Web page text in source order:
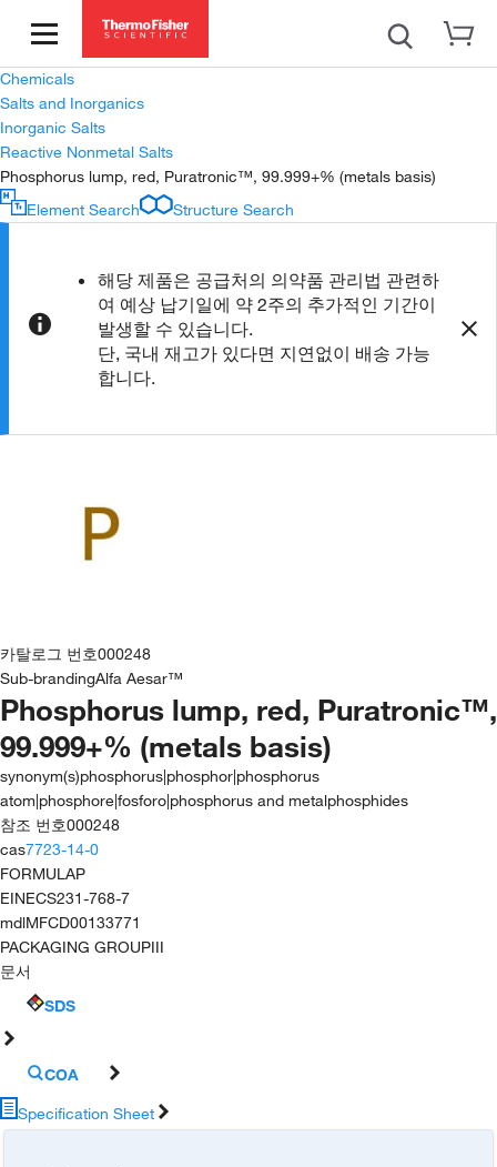
Chemicals
Salts and Inorganics
Inorganic Salts
Reactive Nonmetal Salts
Phosphorus lump, red, Puratronic™, 99.999+% (metals basis)
Element Search
Structure Search
해당 제품은 공급처의 의약품 관리법 관련하
여 예상 납기일에 약 2주의 추가적인 기간이
발생할 수 있습니다.
단, 국내 재고가 있다면 지연없이 배송 가능
합니다.
카탈로그 번호000248
Sub-brandingAlfa Aesar™
Phosphorus lump, red, Puratronic™,
99.999+% (metals basis)
synonym(s)phosphorus|phosphor|phosphorus
atom|phosphore|fosforo|phosphorus and metalphosphides
참조 번호000248
cas7723-14-0
FORMULAP
EINECS231-768-7
mdlMFCD00133771
PACKAGING GROUPIII
문서
SDS
COA
Specification Sheet